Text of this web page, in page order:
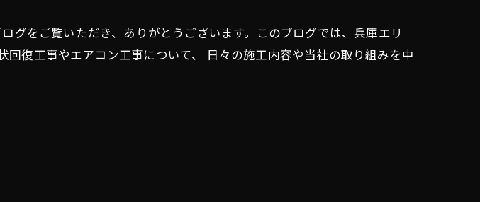
グをご覧いただき、ありがとうございます。このブログでは、兵庫エリ
回復工事やエアコン工事について、 日々の施工内容や当社の取り組みを中